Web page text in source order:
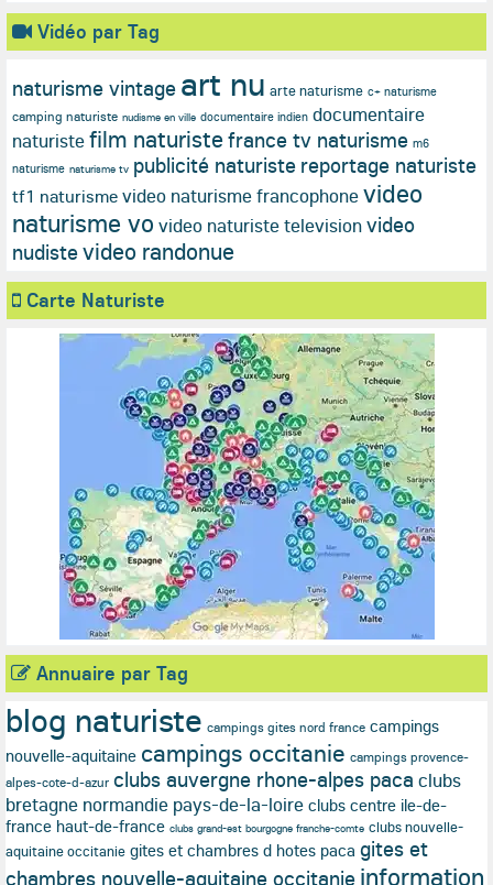
Vidéo par Tag
naturisme vintage art nu arte naturisme c+ naturisme
camping naturiste nudisme en ville documentaire indien documentaire
naturistefilm naturistefrance tv naturisme m6
naturisme naturisme tv publicité naturiste reportage naturiste
tf1 naturisme video naturisme francophonevideo
naturisme vo video naturiste televisionvideo
nudistevideo randonue
Carte Naturiste
Annuaire par Tag
blog naturiste campings gites nord france campings
nouvelle-aquitaine campings occitanie campings provence-
alpes-cote-d-azur clubs auvergne rhone-alpes paca clubs
bretagne normandie pays-de-la-loire clubs centre ile-de-
france haut-de-france clubs grand-est bourgogne franche-comte clubs nouvelle-
aquitaine occitanie gites et chambres d hotes paca gites et
chambres nouvelle-aquitaine occitanie information